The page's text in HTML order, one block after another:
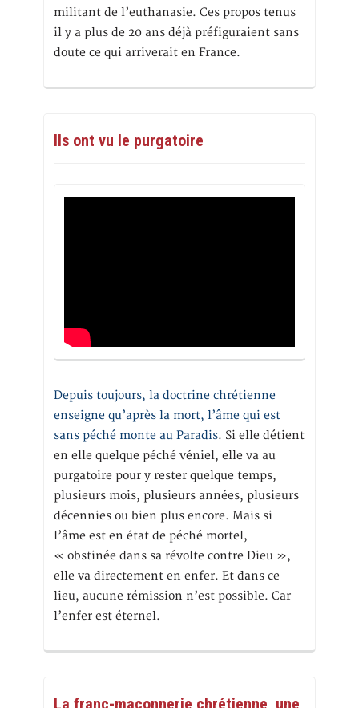
militant de l’euthanasie. Ces propos tenus
il y a plus de 20 ans déjà préfiguraient sans
doute ce qui arriverait en France.
Ils ont vu le purgatoire
Depuis toujours, la doctrine chrétienne
enseigne qu’après la mort, l’âme qui est
sans péché monte au Paradis. Si elle détient
en elle quelque péché véniel, elle va au
purgatoire pour y rester quelque temps,
plusieurs mois, plusieurs années, plusieurs
décennies ou bien plus encore. Mais si
l’âme est en état de péché mortel,
« obstinée dans sa révolte contre Dieu »,
elle va directement en enfer. Et dans ce
lieu, aucune rémission n’est possible. Car
l’enfer est éternel.
La franc-maçonnerie chrétienne, une